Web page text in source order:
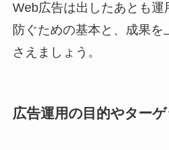
Web広告は出したあとも運
防ぐための基本と、成果
さえましょう。
広告運用の目的やター